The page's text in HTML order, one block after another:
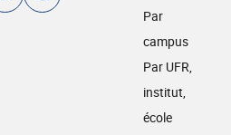
Par
campus
Par UFR,
institut,
école